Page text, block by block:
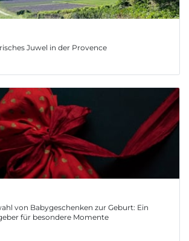
Juwel in der Provence
von Babygeschenken zur Geburt: Ein
für besondere Momente